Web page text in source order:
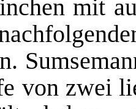
mit
von zwei